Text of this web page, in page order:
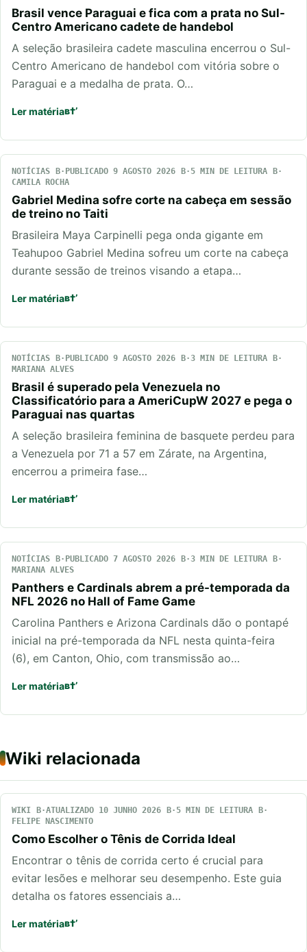
Brasil vence Paraguai e fica com a prata no Sul-
Centro Americano cadete de handebol
A seleção brasileira cadete masculina encerrou o Sul-
Centro Americano de handebol com vitória sobre o
Paraguai e a medalha de prata. O…
Ler matéria
NOTÍCIAS PUBLICADO 9 AGOSTO 2026
5 MIN DE LEITURA
CAMILA ROCHA
Gabriel Medina sofre corte na cabeça em sessão
de treino no Taiti
Brasileira Maya Carpinelli pega onda gigante em
Teahupoo Gabriel Medina sofreu um corte na cabeça
durante sessão de treinos visando a etapa…
Ler matéria
NOTÍCIAS PUBLICADO 9 AGOSTO 2026
3 MIN DE LEITURA
MARIANA ALVES
Brasil é superado pela Venezuela no
Classificatório para a AmeriCupW 2027 e pega o
Paraguai nas quartas
A seleção brasileira feminina de basquete perdeu para
a Venezuela por 71 a 57 em Zárate, na Argentina,
encerrou a primeira fase…
Ler matéria
NOTÍCIAS PUBLICADO 7 AGOSTO 2026
3 MIN DE LEITURA
MARIANA ALVES
Panthers e Cardinals abrem a pré-temporada da
NFL 2026 no Hall of Fame Game
Carolina Panthers e Arizona Cardinals dão o pontapé
inicial na pré-temporada da NFL nesta quinta-feira
(6), em Canton, Ohio, com transmissão ao…
Ler matéria
Wiki relacionada
WIKI ATUALIZADO 10 JUNHO 2026
5 MIN DE LEITURA
FELIPE NASCIMENTO
Como Escolher o Tênis de Corrida Ideal
Encontrar o tênis de corrida certo é crucial para
evitar lesões e melhorar seu desempenho. Este guia
detalha os fatores essenciais a…
Ler matéria